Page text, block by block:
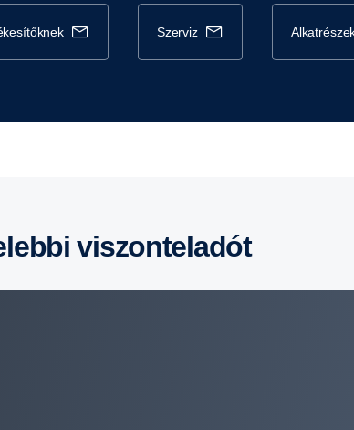
szerviz
viszonteladót